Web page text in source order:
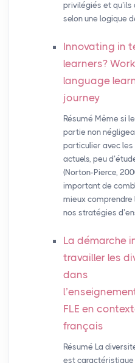
privilégiés et
selon une logique
Innovating in
learners?
language
journey
Résumé Même si
partie non
particulier avec
actuels, peu
(Norton-Pierce,
important de
mieux comprendre
nos stratégies
La démarche
travailler les
dans
FLE en
français
Résumé La
est caractéristique